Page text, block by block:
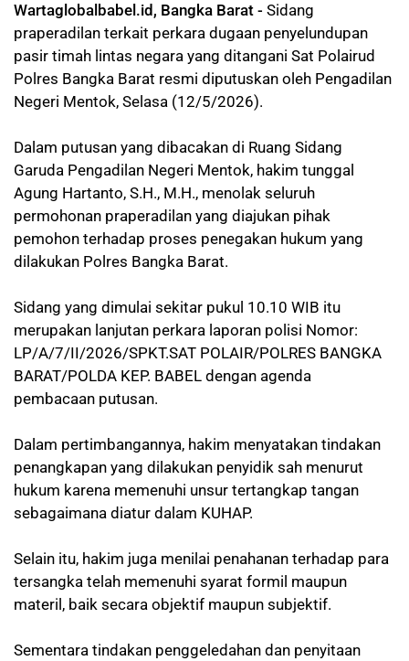
Wartaglobalbabel.id, Bangka Barat - Sidang
praperadilan terkait perkara dugaan penyelundupan
pasir timah lintas negara yang ditangani Sat Polairud
Polres Bangka Barat resmi diputuskan oleh Pengadilan
Negeri Mentok, Selasa (12/5/2026).
Dalam putusan yang dibacakan di Ruang Sidang
Garuda Pengadilan Negeri Mentok, hakim tunggal
Agung Hartanto, S.H., M.H., menolak seluruh
permohonan praperadilan yang diajukan pihak
pemohon terhadap proses penegakan hukum yang
dilakukan Polres Bangka Barat.
Sidang yang dimulai sekitar pukul 10.10 WIB itu
merupakan lanjutan perkara laporan polisi Nomor:
LP/A/7/II/2026/SPKT.SAT POLAIR/POLRES BANGKA
BARAT/POLDA KEP. BABEL dengan agenda
pembacaan putusan.
Dalam pertimbangannya, hakim menyatakan tindakan
penangkapan yang dilakukan penyidik sah menurut
hukum karena memenuhi unsur tertangkap tangan
sebagaimana diatur dalam KUHAP.
Selain itu, hakim juga menilai penahanan terhadap para
tersangka telah memenuhi syarat formil maupun
materil, baik secara objektif maupun subjektif.
Sementara tindakan penggeledahan dan penyitaan